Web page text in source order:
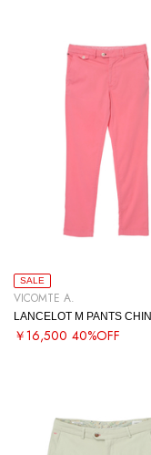
SALE
VICOMTE A.
LANCELOT M PANTS
￥16,500 40%OFF